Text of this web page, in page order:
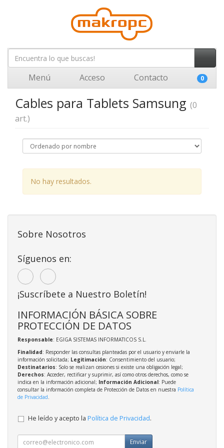
Menú Acceso Contacto 0
Cables para Tablets Samsung (0
art.)
No hay resultados.
Sobre Nosotros
Síguenos en:
¡Suscríbete a Nuestro Boletín!
INFORMACIÓN BÁSICA SOBRE
PROTECCIÓN DE DATOS
Responsable: EGIGA SISTEMAS INFORMATICOS S.L.
Finalidad: Responder las consultas planteadas por el usuario y enviarle la
información solicitada; Legitimación: Consentimiento del usuario;
Destinatarios: Solo se realizan cesiones si existe una obligación legal;
Derechos: Acceder, rectificar y suprimir, así como otros derechos, como se
indica en la información adicional; Información Adicional: Puede
consultar la información completa de Protección de Datos en nuestra Política
de Privacidad.
He leído y acepto la Política de Privacidad.
Enviar